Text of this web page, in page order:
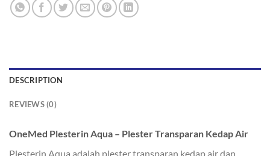
DESCRIPTION
REVIEWS (0)
OneMed Plesterin Aqua – Plester Transparan Kedap Air
Plesterin Aqua adalah plester transparan kedap air dan